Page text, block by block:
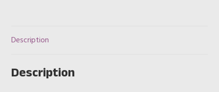
Description
Description